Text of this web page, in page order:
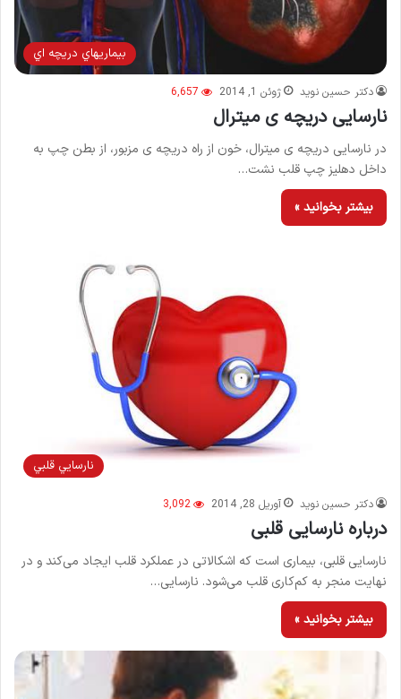
بيماريهاي دريچه اي
دکتر حسین نوید ژوئن 1, 2014 6,657
نارسایی دریچه ی میترال
در نارسایی دریچه ی میترال، خون از راه دریچه ی مزبور، از بطن چپ به
داخل دهلیز چپ قلب نشت…
بیشتر بخوانید »
نارسايي قلبي
دکتر حسین نوید آوریل 28, 2014 3,092
درباره نارسایی قلبی
نارسایی قلبی، بیماری است که اشکالاتی در عملکرد قلب ایجاد می‌کند و در
نهایت منجر به کم‌کاری قلب می‌شود. نارسایی…
بیشتر بخوانید »